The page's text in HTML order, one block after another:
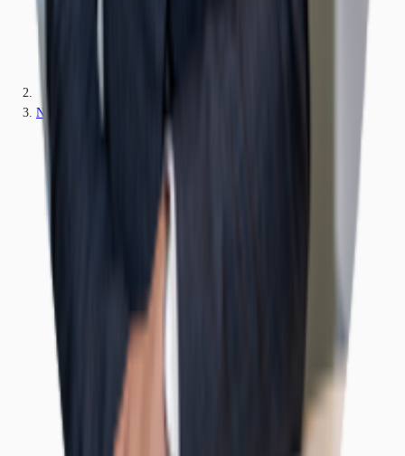
Nordrhein-Westfalen